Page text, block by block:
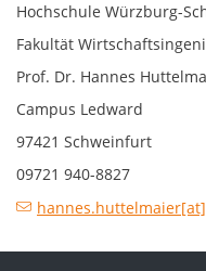
Hochschule Würzburg-
Fakultät
Prof. Dr. Hannes
Campus Ledward
97421 Schweinfurt
09721 940-8827